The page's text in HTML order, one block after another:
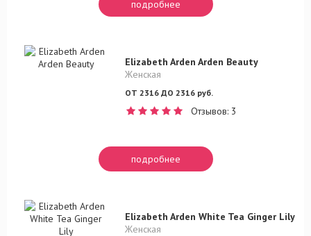
подробнее
Elizabeth Arden Arden Beauty
Женская
ОТ 2316 ДО 2316 руб.
Отзывов: 3
подробнее
Elizabeth Arden White Tea Ginger Lily
Женская